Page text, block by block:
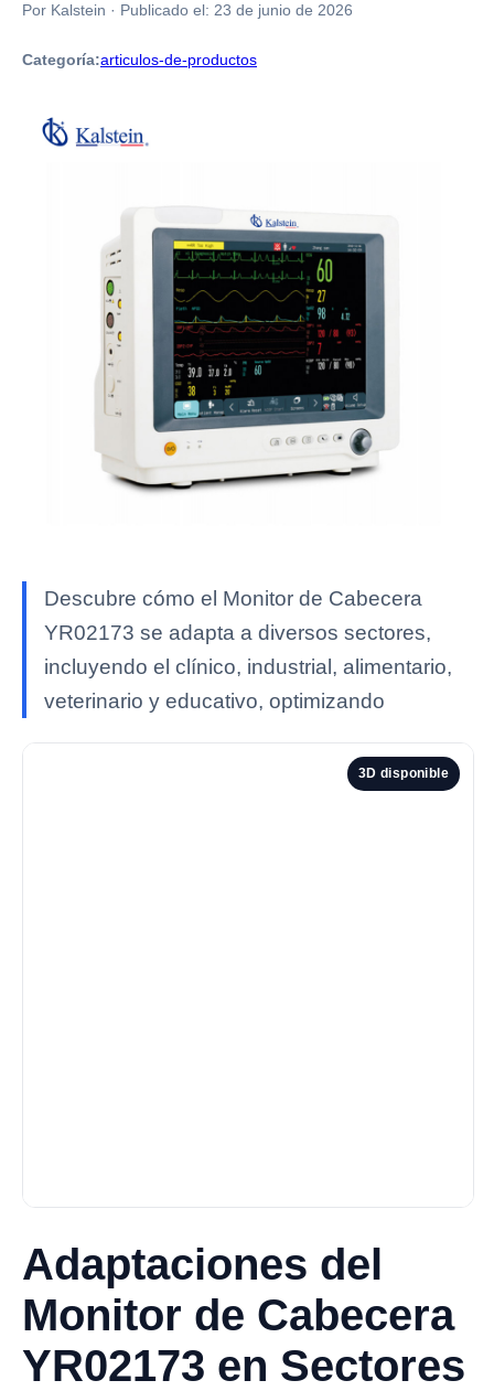
Por Kalstein · Publicado el: 23 de junio de 2026
Categoría:articulos-de-productos
Descubre cómo el Monitor de Cabecera
YR02173 se adapta a diversos sectores,
incluyendo el clínico, industrial, alimentario,
veterinario y educativo, optimizando
3D disponible
Adaptaciones del
Monitor de Cabecera
YR02173 en Sectores